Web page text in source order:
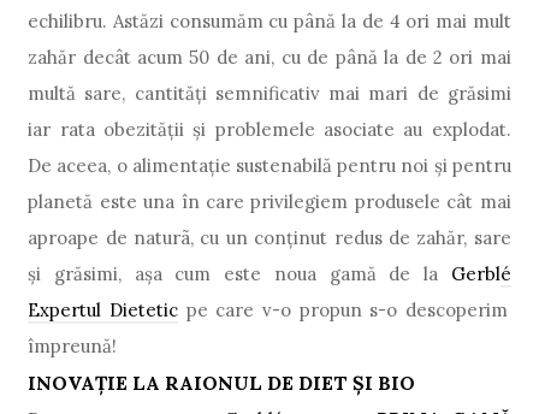
echilibru. Astăzi consumăm cu până la de 4 ori mai mult
zahăr decât acum 50 de ani, cu de până la de 2 ori mai
multă sare, cantități semnificativ mai mari de grăsimi
iar rata obezităţii şi problemele asociate au explodat.
De aceea, oalimentaţie sustenabilă pentru noi și pentru
planetă este una în care privilegiem produsele cât mai
aproape de naturã, cu un conţinut redus de zahăr, sare
şi grăsimi, așa cum este noua gamă de la Gerblé
Expertul Dieteticpe care v-o propun s-o descoperim
împreună!
INOVAȚIE LA RAIONUL DE DIET ȘI BIO